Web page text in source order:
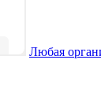
Любая